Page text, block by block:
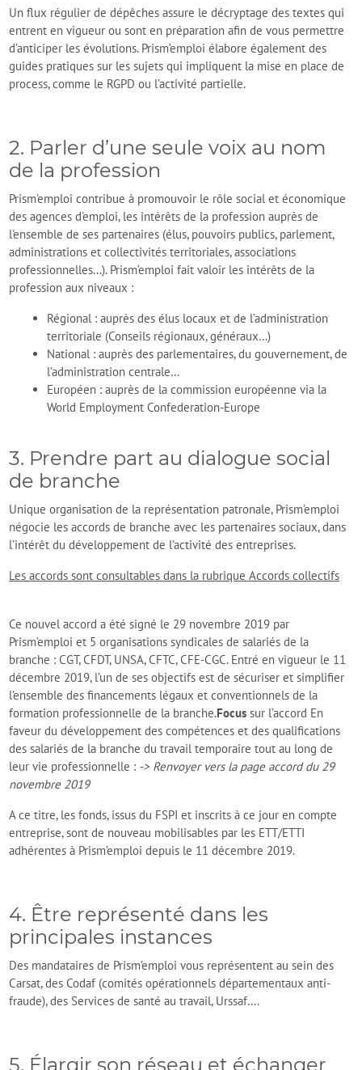
Un flux régulier de dépêches assure le décryptage des textes qui
entrent en vigueur ou sont en préparation afin de vous permettre
d’anticiper les évolutions. Prism’emploi élabore également des
guides pratiques sur les sujets qui impliquent la mise en place de
process, comme le RGPD ou l’activité partielle.
2. Parler d’une seule voix au nom
de la profession
Prism'emploi contribue à promouvoir le rôle social et économique
des agences d'emploi, les intérêts de la profession auprès de
l'ensemble de ses partenaires (élus, pouvoirs publics, parlement,
administrations et collectivités territoriales, associations
professionnelles...). Prism’emploi fait valoir les intérêts de la
profession aux niveaux :
Régional : auprès des élus locaux et de l’administration
territoriale (Conseils régionaux, généraux…)
National : auprès des parlementaires, du gouvernement, de
l’administration centrale…
Européen : auprès de la commission européenne via la
World Employment Confederation-Europe
3. Prendre part au dialogue social
de branche
Unique organisation de la représentation patronale, Prism’emploi
négocie les accords de branche avec les partenaires sociaux, dans
l’intérêt du développement de l’activité des entreprises.
Les accords sont consultables dans la rubrique Accords collectifs
Ce nouvel accord a été signé le 29 novembre 2019 par
Prism’emploi et 5 organisations syndicales de salariés de la
branche : CGT, CFDT, UNSA, CFTC, CFE-CGC. Entré en vigueur le 11
décembre 2019, l’un de ses objectifs est de sécuriser et simplifier
l’ensemble des financements légaux et conventionnels de la
formation professionnelle de la branche.Focus sur l’accord En
faveur du développement des compétences et des qualifications
des salariés de la branche du travail temporaire tout au long de
leur vie professionnelle : -> Renvoyer vers la page accord du 29
novembre 2019
A ce titre, les fonds, issus du FSPI et inscrits à ce jour en compte
entreprise, sont de nouveau mobilisables par les ETT/ETTI
adhérentes à Prism’emploi depuis le 11 décembre 2019.
4. Être représenté dans les
principales instances
Des mandataires de Prism’emploi vous représentent au sein des
Carsat, des Codaf (comités opérationnels départementaux anti-
fraude), des Services de santé au travail, Urssaf….
5. Élargir son réseau et échanger